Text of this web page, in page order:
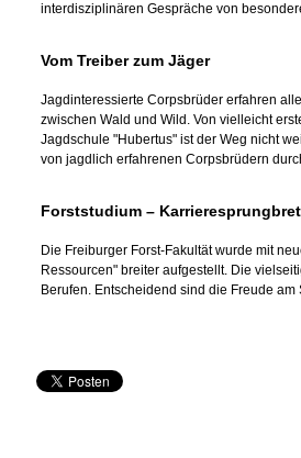
interdisziplinären Gespräche von
Vom Treiber zum Jäger
Jagdinteressierte Corpsbrüder erfahren
zwischen Wald und Wild. Von vielleicht
Jagdschule "Hubertus" ist der Weg nicht
von jagdlich erfahrenen Corpsbrüdern
Forststudium –
Die Freiburger Forst-Fakultät wurde mit
Ressourcen" breiter aufgestellt. Die
Berufen. Entscheidend sind die Freude